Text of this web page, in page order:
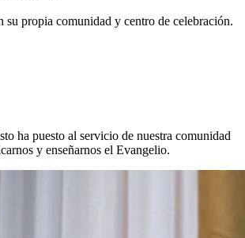
su propia comunidad y centro de celebración.
ha puesto al servicio de nuestra comunidad
y enseñarnos el Evangelio.